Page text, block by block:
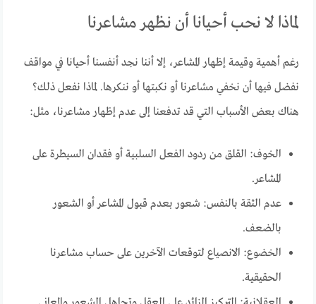
لماذا لا نحب أحيانا أن نظهر مشاعرنا
رغم أهمية وقيمة إظهار المشاعر، إلا أننا نجد أنفسنا أحيانا في مواقف
نفضل فيها أن نخفي مشاعرنا أو نكبتها أو ننكرها. لماذا نفعل ذلك؟
هناك بعض الأسباب التي قد تدفعنا إلى عدم إظهار مشاعرنا، مثل:
الخوف: القلق من ردود الفعل السلبية أو فقدان السيطرة على
المشاعر.
عدم الثقة بالنفس: شعور بعدم قبول المشاعر أو الشعور
بالضعف.
الخضوع: الانصياع لتوقعات الآخرين على حساب مشاعرنا
الحقيقية.